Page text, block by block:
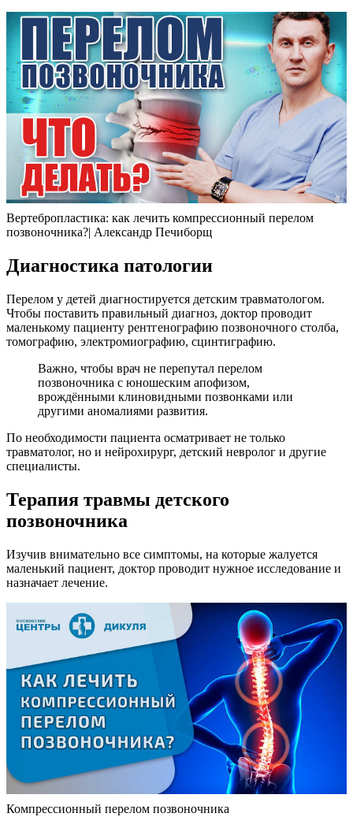
Вертебропластика: как лечить компрессионный перелом
позвоночника?| Александр Печиборщ
Диагностика патологии
Перелом у детей диагностируется детским травматологом.
Чтобы поставить правильный диагноз, доктор проводит
маленькому пациенту рентгенографию позвоночного столба,
томографию, электромиографию, сцинтиграфию.
Важно, чтобы врач не перепутал перелом
позвоночника с юношеским апофизом,
врождёнными клиновидными позвонками или
другими аномалиями развития.
По необходимости пациента осматривает не только
травматолог, но и нейрохирург, детский невролог и другие
специалисты.
Терапия травмы детского
позвоночника
Изучив внимательно все симптомы, на которые жалуется
маленький пациент, доктор проводит нужное исследование и
назначает лечение.
Компрессионный перелом позвоночника